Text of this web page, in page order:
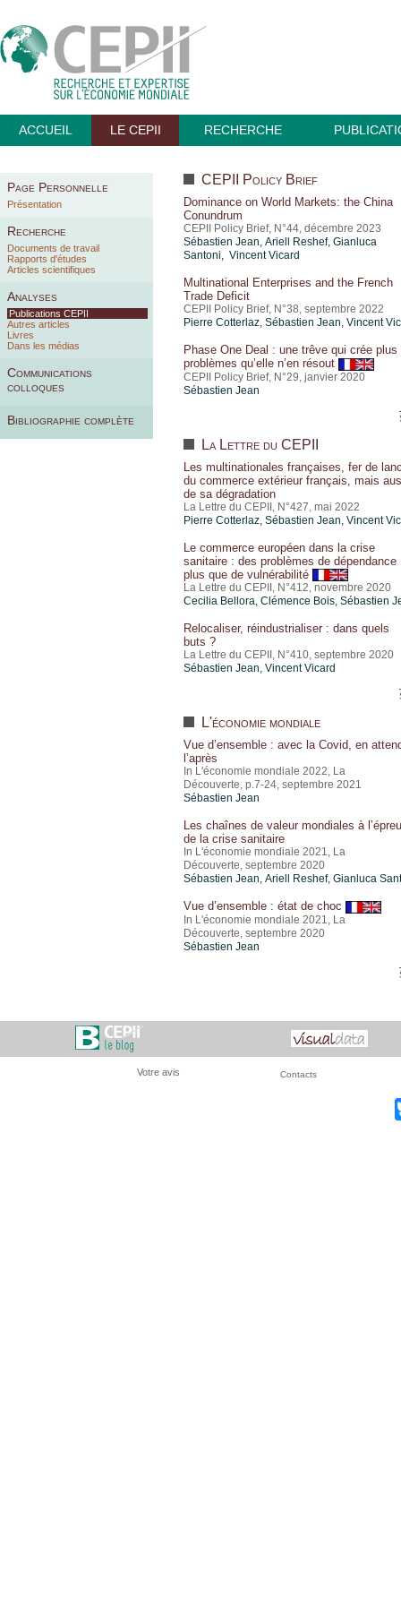
ACCUEIL LE CEPII RECHERCHE
Page Personnelle
Présentation
Recherche
Documents de travail
Rapports d'études
Articles scientifiques
Analyses
Publications CEPII
Autres articles
Livres
Dans les médias
Communications
colloques
Bibliographie complète
CEPII Policy Brief
Dominance on World Markets: the China
Conundrum
CEPII Policy Brief, N°44, décembre 2023
Sébastien Jean, Ariell Reshef, Gianluca
Santoni, Vincent Vicard
Multinational Enterprises and the French
Trade Deficit
CEPII Policy Brief, N°38, septembre 2022
Pierre Cotterlaz, Sébastien Jean, Vincent
Phase One Deal : une trêve qui crée plus
problèmes qu’elle n’en résout
CEPII Policy Brief, N°29, janvier 2020
Sébastien Jean
La Lettre du CEPII
Les multinationales françaises, fer de
du commerce extérieur français, mais
de sa dégradation
La Lettre du CEPII, N°427, mai 2022
Pierre Cotterlaz Sébastien Jean Vincent
Le commerce européen dans la crise
sanitaire : des problèmes de dépendance
plus que de vulnérabilité
La Lettre du CEPII, N°412, novembre 2020
Cecilia Bellora, Clémence Bois, Sébastien
Relocaliser, réindustrialiser : dans quels
buts ?
La Lettre du CEPII, N°410, septembre 2020
Sébastien Jean, Vincent Vicard
L'économie mondiale
Vue d’ensemble : avec la Covid, en
l’après
In L'économie mondiale 2022, La
Découverte, p.7-24, septembre 2021
Sébastien Jean
Les chaînes de valeur mondiales à
de la crise sanitaire
In L'économie mondiale 2021, La
Découverte, septembre 2020
Sébastien Jean, Ariell Reshef, Gianluca
Vue d’ensemble : état de choc
In L'économie mondiale 2021, La
Découverte, septembre 2020
Sébastien Jean
Votre avis Contacts